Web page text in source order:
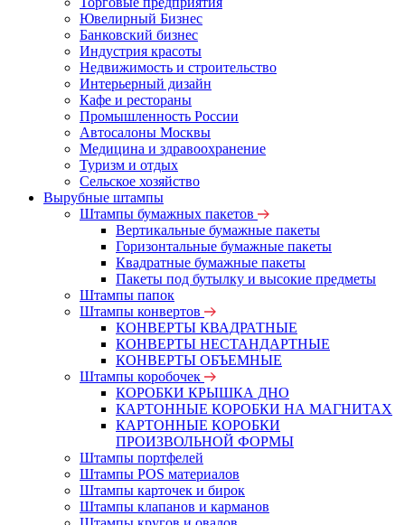
Ювелирный Бизнес
Банковский бизнес
Индустрия красоты
Недвижимость и строительство
Интерьерный дизайн
Кафе и рестораны
Промышленность России
Автосалоны Москвы
Медицина и здравоохранение
Туризм и отдых
Сельское хозяйство
Вырубные штампы
Штампы бумажных пакетов
Вертикальные бумажные пакеты
Горизонтальные бумажные пакеты
Квадратные бумажные пакеты
Пакеты под бутылку и высокие предметы
Штампы папок
Штампы конвертов
КОНВЕРТЫ КВАДРАТНЫЕ
КОНВЕРТЫ НЕСТАНДАРТНЫЕ
КОНВЕРТЫ ОБЪЕМНЫЕ
Штампы коробочек
КОРОБКИ КРЫШКА ДНО
КАРТОННЫЕ КОРОБКИ НА МАГНИТАХ
КАРТОННЫЕ КОРОБКИ
ПРОИЗВОЛЬНОЙ ФОРМЫ
Штампы портфелей
Штампы POS материалов
Штампы карточек и бирок
Штампы клапанов и карманов